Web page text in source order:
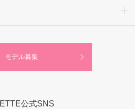
モデル募集
公式SNS